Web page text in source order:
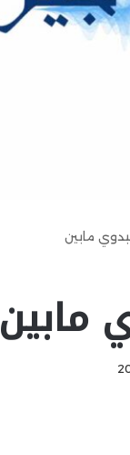
مابين
مابين